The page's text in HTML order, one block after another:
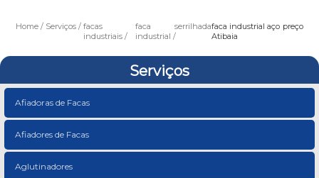
Home Serviços
facas
industriais
faca serrilhada
industrial
faca industrial aço preço
Atibaia
Serviços
Afiadoras de Facas
Afiadores de Facas
Aglutinadores